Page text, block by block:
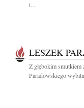
i...
LESZEK
Z głębokim smutkiem
Paradowskiego